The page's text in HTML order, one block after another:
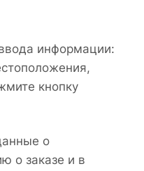
информации:
кнопку
о
о заказе и в